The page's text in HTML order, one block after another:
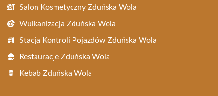
Salon Kosmetyczny Zduńska Wola
Wulkanizacja Zduńska Wola
Stacja Kontroli Pojazdów Zduńska Wola
Restauracje Zduńska Wola
Kebab Zduńska Wola